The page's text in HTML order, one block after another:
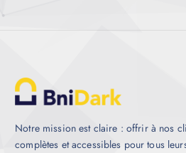
Notre mission est claire : offrir à nos
complètes et accessibles pour tous